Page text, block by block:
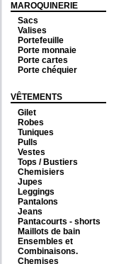
MAROQUINERIE
Sacs
Valises
Portefeuille
Porte monnaie
Porte cartes
Porte chéquier
VÊTEMENTS
Gilet
Robes
Tuniques
Pulls
Vestes
Tops / Bustiers
Chemisiers
Jupes
Leggings
Pantalons
Jeans
Pantacourts - shorts
Maillots de bain
Ensembles et
Combinaisons.
Chemises